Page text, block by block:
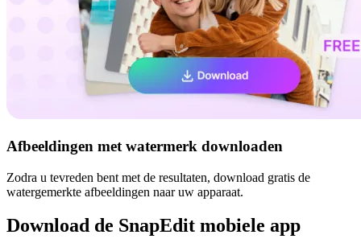
Afbeeldingen met watermerk downloaden
Zodra u tevreden bent met de resultaten, download gratis de
watergemerkte afbeeldingen naar uw apparaat.
Download de SnapEdit mobiele app